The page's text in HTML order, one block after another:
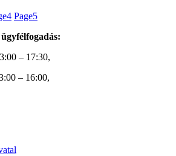
4 Page5
– 17:30,
– 16:00,